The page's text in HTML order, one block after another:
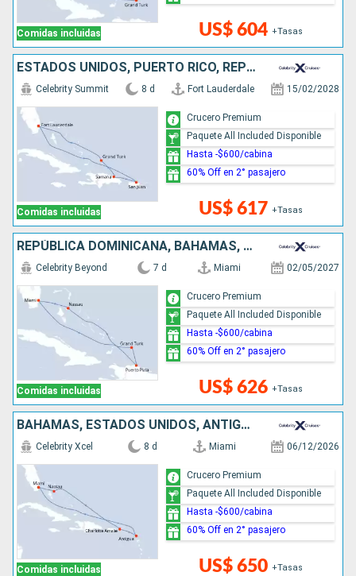
Comidas incluidas US$ 604 +Tasas
ESTADOS UNIDOS, PUERTO RICO, REPÚBLICA DOMINICANA
Comidas incluidas
Celebrity Summit 8 d Fort Lauderdale 15/02/2028
US$ 617 +Tasas
Crucero Premium
Paquete All Included Disponible
Hasta -$600/cabina
60% Off en 2° pasajero
REPÚBLICA DOMINICANA, BAHAMAS, ESTADOS UNIDOS
Comidas incluidas
Celebrity Beyond 7 d Miami 02/05/2027
US$ 626 +Tasas
Crucero Premium
Paquete All Included Disponible
Hasta -$600/cabina
60% Off en 2° pasajero
BAHAMAS, ESTADOS UNIDOS, ANTIGUA Y BARBUDA
Comidas incluidas
Celebrity Xcel 8 d Miami 06/12/2026
US$ 650 +Tasas
Crucero Premium
Paquete All Included Disponible
Hasta -$600/cabina
60% Off en 2° pasajero